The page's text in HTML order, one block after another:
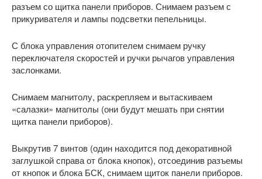
разъем со щитка панели приборов. Снимаем разъем с
прикуривателя и лампы подсветки пепельницы.
С блока управления отопителем снимаем ручку
переключателя скоростей и ручки рычагов управления
заслонками.
Снимаем магнитолу, раскрепляем и вытаскиваем
«салазки» магнитолы (они будут мешать при снятии
щитка панели приборов).
Выкрутив 7 винтов (один находится под декоративной
заглушкой справа от блока кнопок), отсоединив разъемы
от кнопок и блока БСК, снимаем щиток панели приборов.